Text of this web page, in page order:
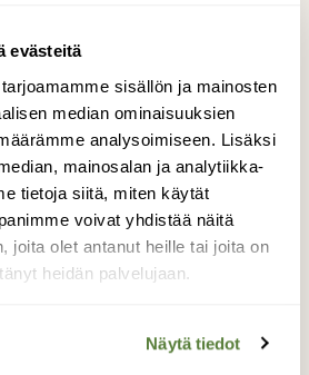
evästeitä
sisällön ja mainosten
median ominaisuuksien
analysoimiseen. Lisäksi
mainosalan ja analytiikka-
tietoja siitä, miten käytät
voivat yhdistää näitä
joita olet antanut heille tai joita on
heidän palvelujaan.
Näytä tiedot
Kaksi sorsaa päättivät
Huomasin mahdollisuuteni
kuvan tästä heidän
Marianne Jokiaho
etusivulle